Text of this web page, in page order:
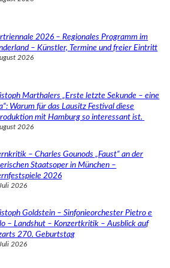
2026 – Regionales Programm im
– Künstler, Termine und freier Eintritt
2026
Marthalers „Erste letzte Sekunde – eine
Warum für das Lausitz Festival diese
mit Hamburg so interessant ist.
2026
– Charles Gounods „Faust“ an der
Staatsoper in München –
2026
2026
Goldstein – Sinfonieorchester Pietro e
– Landshut – Konzertkritik – Ausblick auf
270. Geburtstag
2026